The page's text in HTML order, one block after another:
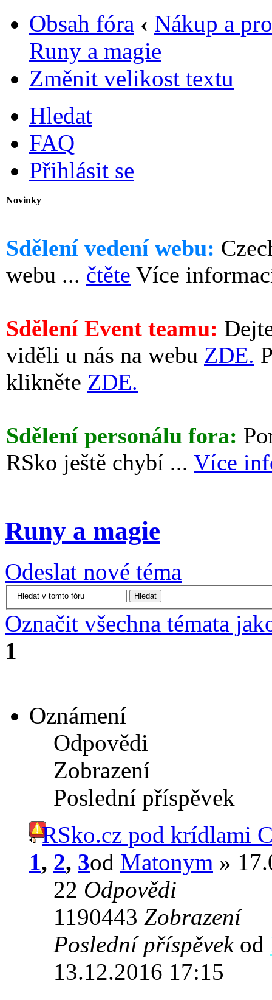
Obsah fóra ‹ Nákup a
Runy a magie
Změnit velikost textu
Hledat
FAQ
Přihlásit se
Novinky
Sdělení vedení webu:
webu ... čtěte Více
Sdělení Event teamu:
viděli u nás na webu ZDE.
klikněte ZDE.
Sdělení personálu fora:
RSko ještě chybí ... Více
Runy a magie
Odeslat nové téma
Označit všechna témata
1
Oznámení
Odpovědi
Zobrazení
Poslední příspěvek
RSko.cz pod krídlami
1, 2, 3od Matonym »
22 Odpovědi
1190443 Zobrazení
Poslední příspěvek od
13.12.2016 17:15